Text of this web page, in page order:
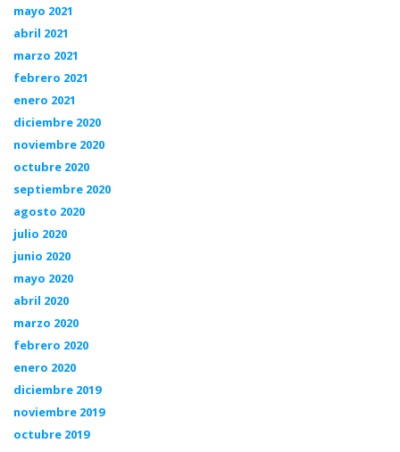
mayo 2021
abril 2021
marzo 2021
febrero 2021
enero 2021
diciembre 2020
noviembre 2020
octubre 2020
septiembre 2020
agosto 2020
julio 2020
junio 2020
mayo 2020
abril 2020
marzo 2020
febrero 2020
enero 2020
diciembre 2019
noviembre 2019
octubre 2019